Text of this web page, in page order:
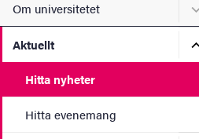
Om universitetet
Aktuellt
Hitta nyheter
Hitta evenemang